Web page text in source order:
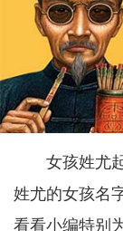
女孩姓尤
姓尤的女孩名
看看小编特别